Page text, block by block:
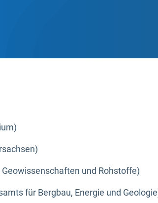
und Rohstoffe)
für Bergbau, Energie und